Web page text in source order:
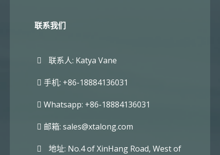
联系我们
联系人: Katya Vane
手机: +86-18884136031
Whatsapp: +86-18884136031
邮箱: sales@xtalong.com
地址: No.4 of XinHang Road, West of